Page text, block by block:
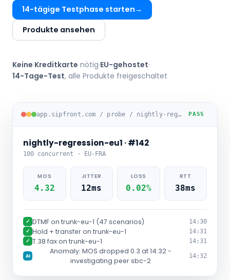
14-tägige Testphase starten
Produkte ansehen
Keine Kreditkarte nötig·EU-gehostet·
14-Tage-Test, alle Produkte freigeschaltet
app.sipfront.com / probe / nightly-regression-eu1 PASS
nightly-regression-eu1 · #142
100 concurrent · EU-FRA
MOS
4.32
JITTER
12ms
LOSS
0.02%
RTT
38ms
✓ DTMF on trunk-eu-1 (47 scenarios) 14:30
✓ Hold + transfer on trunk-eu-1 14:31
✓ T.38 fax on trunk-eu-1 14:31
AI
Anomaly: MOS dropped 0.3 at 14:32 -
investigating peer sbc-2
14:32